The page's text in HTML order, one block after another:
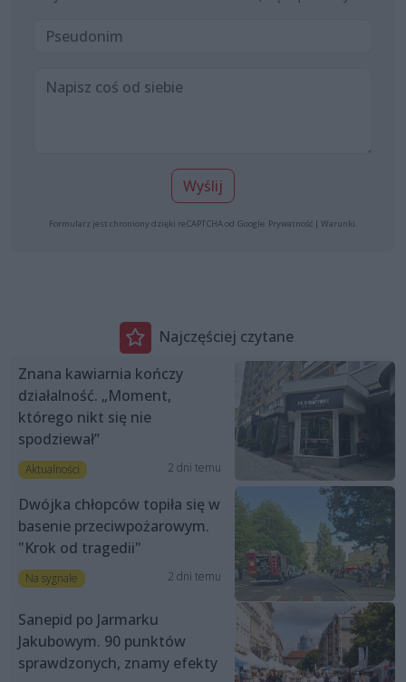
Wyślij
Formularz jest chroniony dzięki reCAPTCHA od Google: Prywatność | Warunki
Najczęściej czytane
Znana kawiarnia kończy
działalność. „Moment,
którego nikt się nie
spodziewał”
Aktualności 2 dni temu
Dwójka chłopców topiła się w
basenie przeciwpożarowym.
"Krok od tragedii"
Na sygnale 2 dni temu
Sanepid po Jarmarku
Jakubowym. 90 punktów
sprawdzonych, znamy efekty